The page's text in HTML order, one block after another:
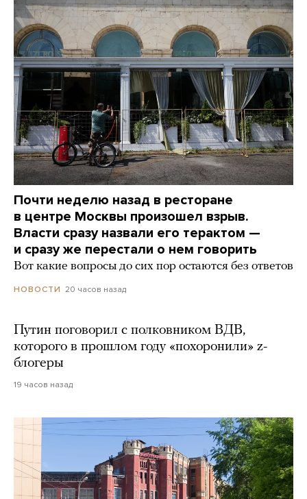
Почти неделю назад в ресторане
в центре Москвы произошел взрыв.
Власти сразу назвали его терактом —
и сразу же перестали о нем говорить
Вот какие вопросы до сих пор остаются без ответов
НОВОСТИ 20 часов назад
Путин поговорил с полковником ВДВ,
которого в прошлом году «похоронили» z-
блогеры
19 часов назад